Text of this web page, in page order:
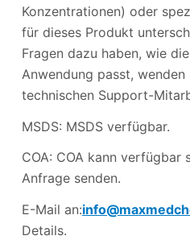
Konzentrationen) oder
für dieses Produkt
Fragen dazu haben, wie
Anwendung passt,
technischen Support-
MSDS: MSDS verfügbar.
COA: COA kann verfügbar
Anfrage senden.
E-Mail an:
Details.